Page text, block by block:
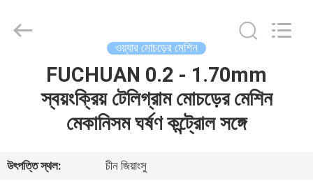
ভিডিও
and
Mechanical
ওয়্যার মোচড়ের মেশিন
FUCHUAN 0.2 - 1.70mm
স্বয়ংক্রিয় টেলিগ্রাম মোচড়ের মেশিন
মেকানিসম ঘর্ষণ কন্ট্রোল সঙ্গে
উৎপত্তি স্থল:
চীন জিয়াংসু